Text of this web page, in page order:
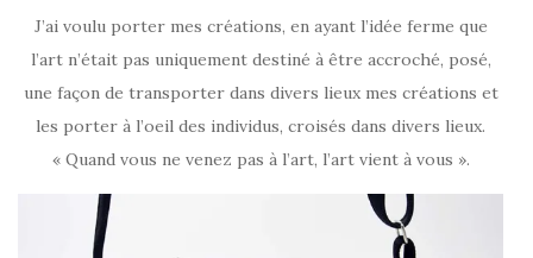
J’ai voulu porter mes créations, en ayant l’idée ferme que
l’art n’était pas uniquement destiné à être accroché, posé,
une façon de transporter dans divers lieux mes créations et
les porter à l’oeil des individus, croisés dans divers lieux.
« Quand vous ne venez pas à l’art, l’art vient à vous ».